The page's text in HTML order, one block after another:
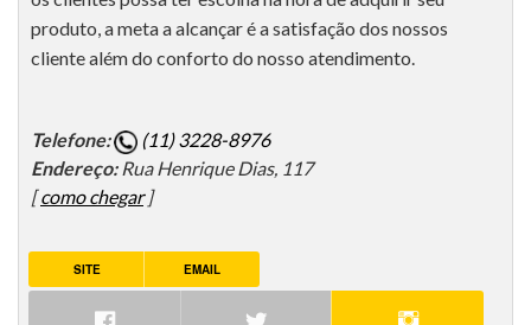
produto, a meta a alcançar é a satisfação dos nossos
cliente além do conforto do nosso atendimento.
Telefone:
(11) 3228-8976
Endereço: Rua Henrique Dias, 117
[como chegar]
SITE EMAIL